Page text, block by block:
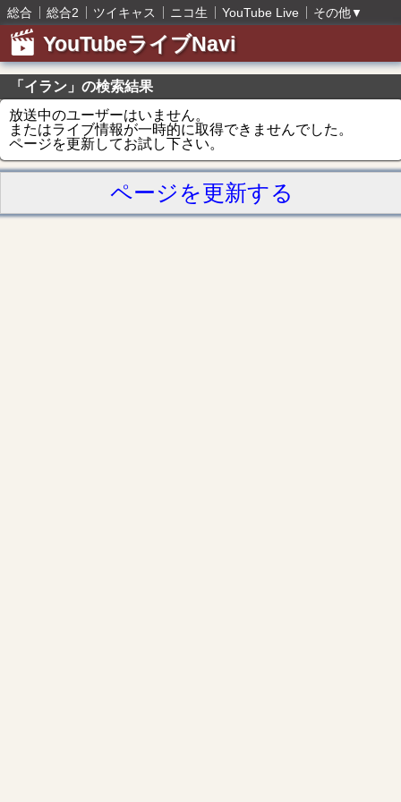
総合 総合2 ツイキャス ニコ生 YouTube Live その他▼
YouTubeライブNavi
「イラン」の検索結果
放送中のユーザーはいません。
またはライブ情報が一時的に取得できませんでした。
ページを更新してお試し下さい。
ページを更新する